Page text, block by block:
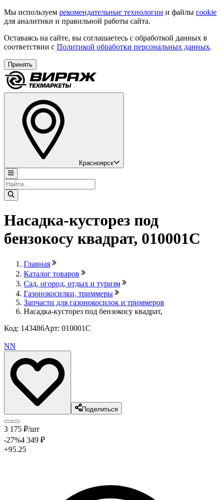
Мы используем рекомендательные технологии и файлы cookie
для аналитики и правильной работы сайта.
Оставаясь на сайте, вы соглашаетесь с обработкой данных в
соответствии с Политикой обработки персональных данных.
Принять
Красноярск
Насадка-кусторез под
бензокосу квадрат, 010001C
Главная
Каталог товаров
Сад, огород, отдых и туризм
Газонокосилки, триммеры
Запчасти для газонокосилок и триммеров
Насадка-кусторез под бензокосу квадрат,
Код: 143486Арт: 010001C
NN
Поделиться
3 175 ₽/шт
-27%4 349 ₽
+95.25